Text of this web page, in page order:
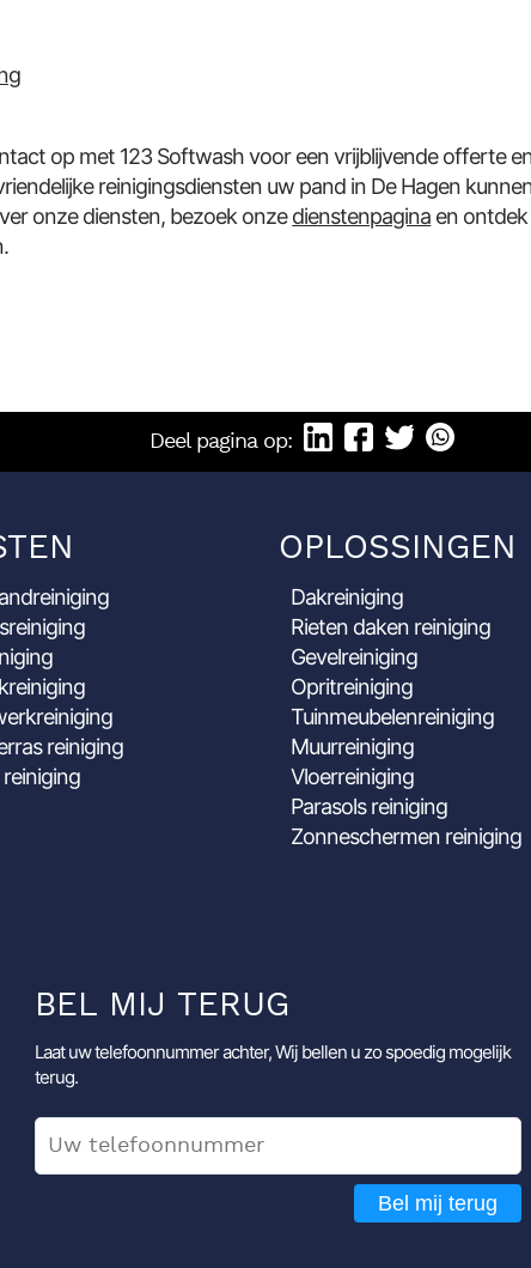
op met 123 Softwash voor een vrijblijvende offerte
reinigingsdiensten uw pand in De Hagen
onze diensten, bezoek onzedienstenpagina en
Deel pagina op:
reiniging
OPLOSSINGEN
Dakreiniging
Rieten daken reiniging
Gevelreiniging
Opritreiniging
Tuinmeubelenreiniging
Muurreiniging
Vloerreiniging
Parasols reiniging
Zonneschermen reiniging
BEL MIJ TERUG
Laat uw telefoonnummer achter, Wij bellen u zo spoedig mogelijk
terug.
Bel mij terug